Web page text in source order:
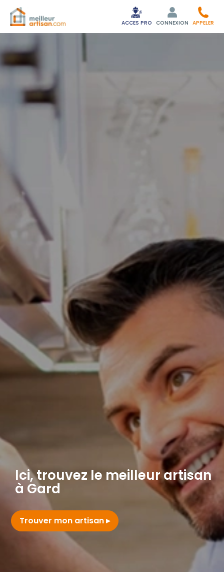
ACCES PRO CONNEXION APPELER
Ici, trouvez le meilleur artisan
à Gard
Trouver mon artisan